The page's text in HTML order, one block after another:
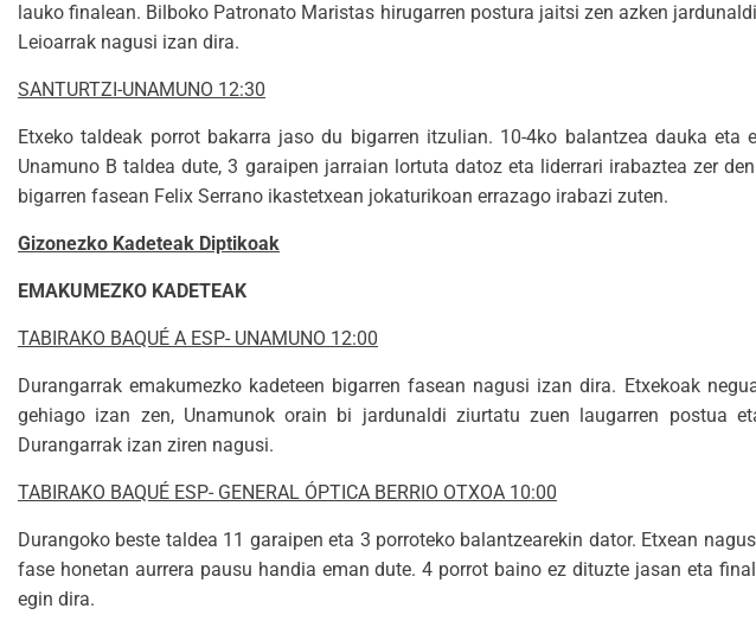
lauko finalean. Bilboko Patronato Maristas hirugarren postura jaitsi zen azken
Leioarrak nagusi izan dira.
SANTURTZI-UNAMUNO 12:30
Etxeko taldeak porrot bakarra jaso du bigarren itzulian. 10-4ko balantzea dauka eta
Unamuno B taldea dute, 3 garaipen jarraian lortuta datoz eta liderrari irabaztea zer
bigarren fasean Felix Serrano ikastetxean jokaturikoan errazago irabazi zuten.
Gizonezko Kadeteak Diptikoak
EMAKUMEZKO KADETEAK
TABIRAKO BAQUÉ A ESP- UNAMUNO 12:00
Durangarrak emakumezko kadeteen bigarren fasean nagusi izan dira. Etxekoak
gehiago izan zen, Unamunok orain bi jardunaldi ziurtatu zuen laugarren postua
Durangarrak izan ziren nagusi.
TABIRAKO BAQUÉ ESP- GENERAL ÓPTICA BERRIO OTXOA 10:00
Durangoko beste taldea 11 garaipen eta 3 porroteko balantzearekin dator. Etxean
fase honetan aurrera pausu handia eman dute. 4 porrot baino ez dituzte jasan eta
egin dira.